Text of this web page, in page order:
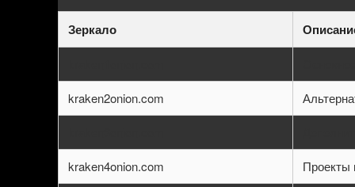
Зеркало
kraken2onion.com
kraken4onion.com Проекты